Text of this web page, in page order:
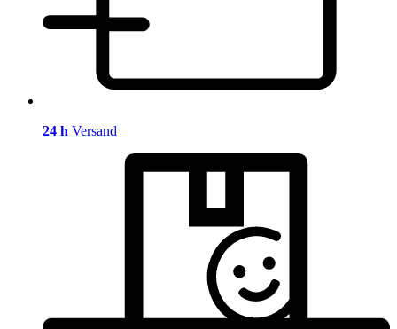
24 h Versand